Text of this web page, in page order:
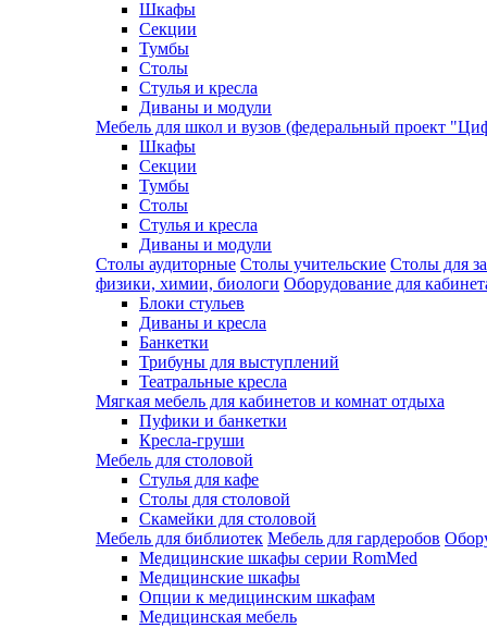
Шкафы
Секции
Тумбы
Столы
Стулья и кресла
Диваны и модули
Мебель для школ и вузов (федеральный проект
Шкафы
Секции
Тумбы
Столы
Стулья и кресла
Диваны и модули
Столы аудиторные Столы учительские Столы для
физики, химии, биологи Оборудование для
Блоки стульев
Диваны и кресла
Банкетки
Трибуны для выступлений
Театральные кресла
Мягкая мебель для кабинетов и комнат отдыха
Пуфики и банкетки
Кресла-груши
Мебель для столовой
Cтулья для кафе
Cтолы для столовой
Скамейки для столовой
Мебель для библиотек Мебель для гардеробов
Медицинские шкафы серии RomMed
Медицинские шкафы
Опции к медицинским шкафам
Медицинская мебель